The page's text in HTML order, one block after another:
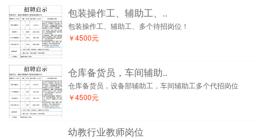
包装操作工、辅助工、..
包装操作工、辅助工、多个待招岗位！
￥4500元
仓库备货员，车间辅助..
仓库备货员，设备部辅助工，车间辅助工多个代招岗位
￥4500元
幼教行业教师岗位